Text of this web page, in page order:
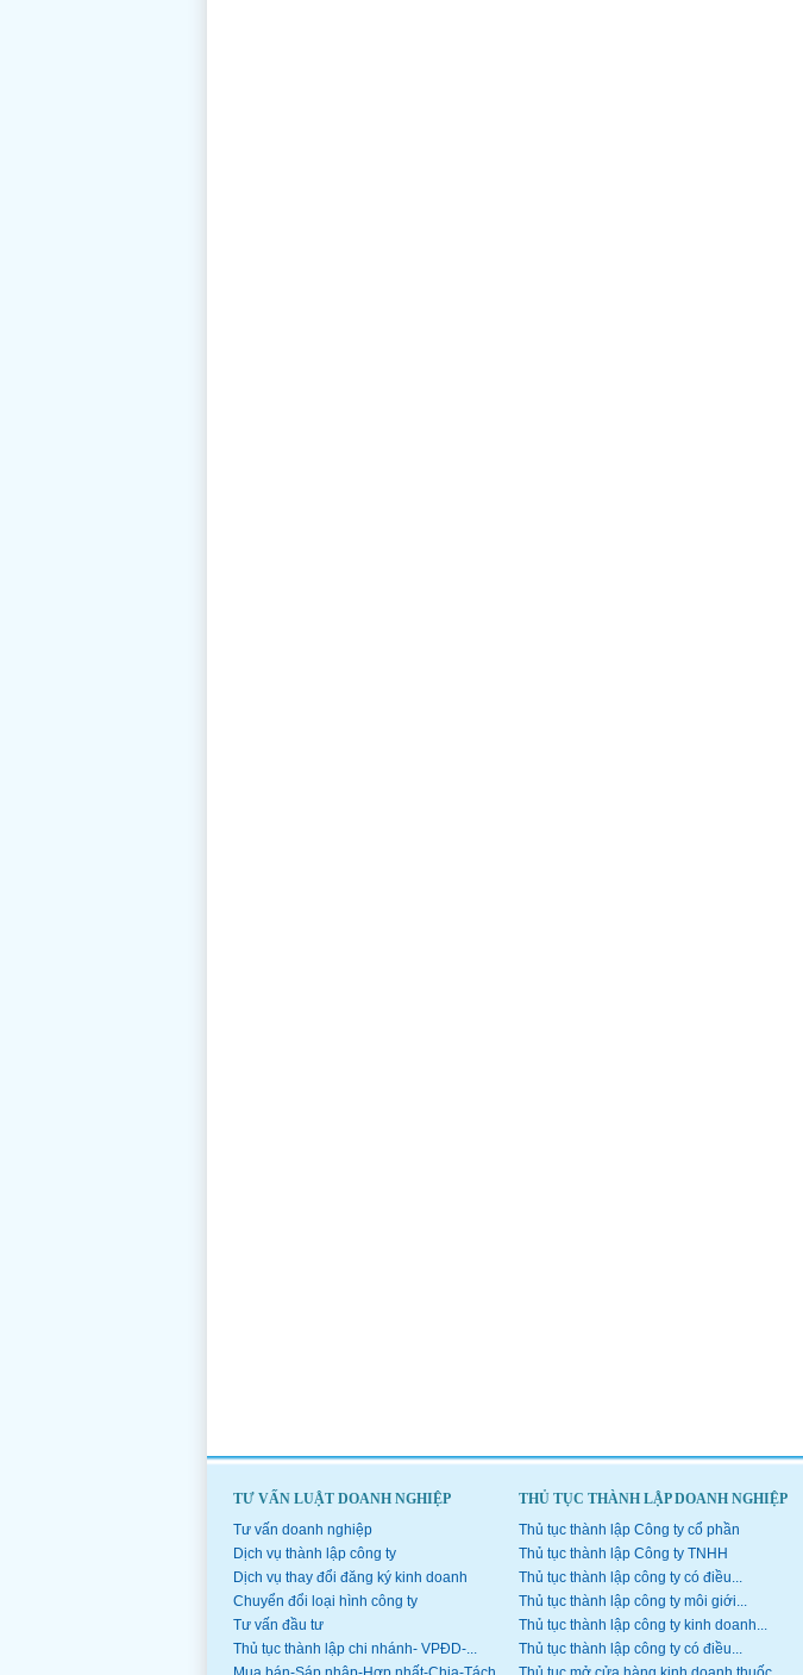
TƯ VẤN LUẬT DOANH NGHIỆP
Tư vấn doanh nghiệp
Dịch vụ thành lập công ty
Dịch vụ thay đổi đăng ký kinh doanh
Chuyển đổi loại hình công ty
Tư vấn đầu tư
Thủ tục thành lập chi nhánh- VPĐD-...
THỦ TỤC THÀNH LẬP DOANH NGHIỆP
Thủ tục thành lập Công ty cổ phần
Thủ tục thành lập Công ty TNHH
Thủ tục thành lập công ty có điều...
Thủ tục thành lập công ty môi giới...
Thủ tục thành lập công ty kinh doanh...
Thủ tục thành lập công ty có điều...